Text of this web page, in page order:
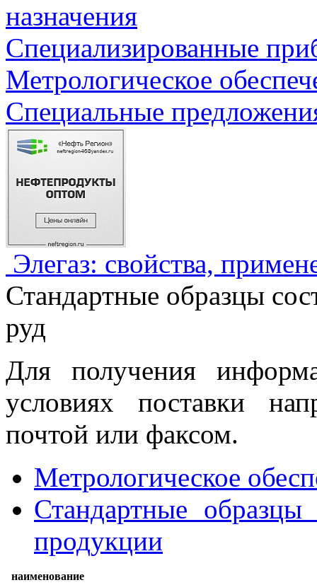
назначения
Специализированные
Метрологическое
Специальные
Элегаз: свойства,
Стандартные образцы
руд
Для получения
условиях поставки
почтой или факсом.
Метрологическое
Стандартные
продукции
наименование